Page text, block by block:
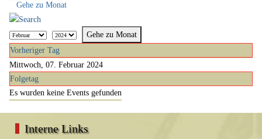
Gehe zu Monat
Gehe zu Monat
Vorheriger Tag
Mittwoch, 07. Februar 2024
Folgetag
Es wurden keine Events gefunden
Interne Links